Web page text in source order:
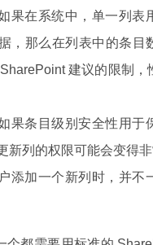
在系统中，单一列表
，那么在列表中的条目
建议的限制，
条目级别安全性用于
新列的权限可能会变得非
加一个新列时，并不